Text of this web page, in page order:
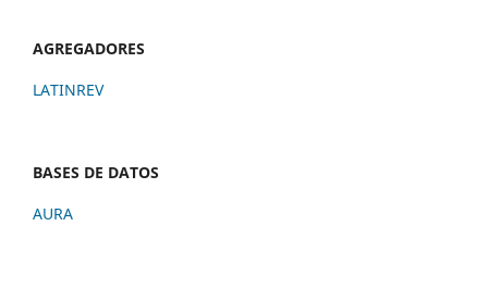
AGREGADORES
LATINREV
BASES DE DATOS
AURA